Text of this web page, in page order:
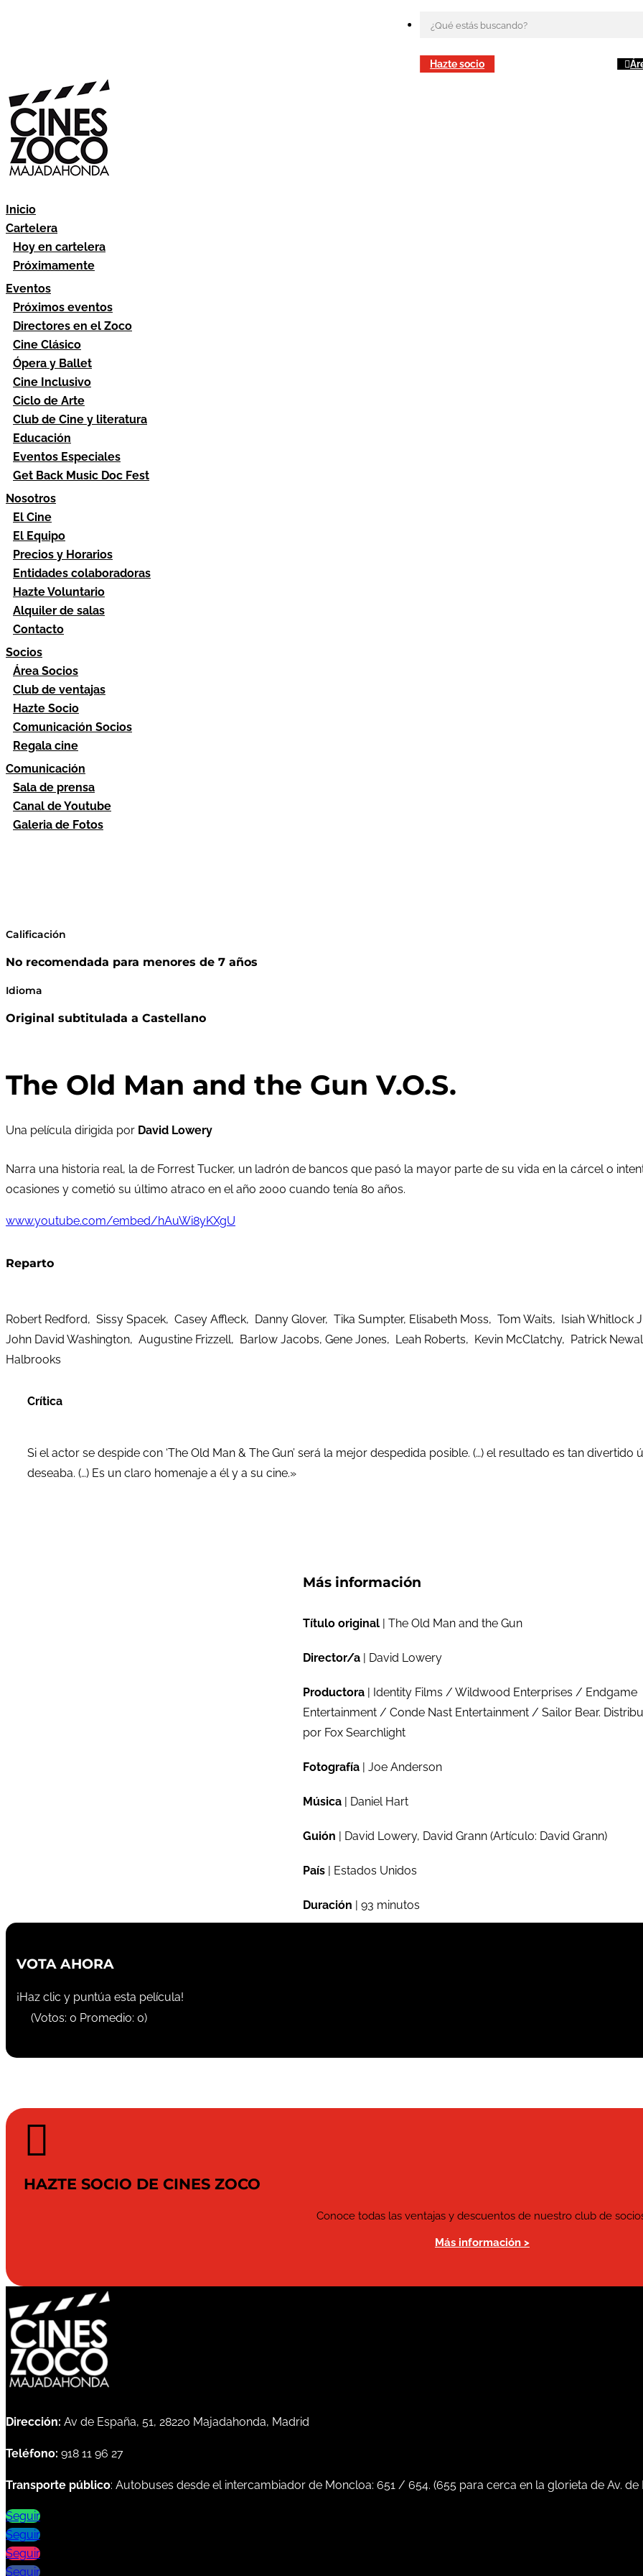
Hazte socio
Inicio
Cartelera
Hoy en cartelera
Próximamente
Eventos
Próximos eventos
Directores en el Zoco
Cine Clásico
Ópera y Ballet
Cine Inclusivo
Ciclo de Arte
Club de Cine y literatura
Educación
Eventos Especiales
Get Back Music Doc Fest
Nosotros
El Cine
El Equipo
Precios y Horarios
Entidades colaboradoras
Hazte Voluntario
Alquiler de salas
Contacto
Socios
Área Socios
Club de ventajas
Hazte Socio
Comunicación Socios
Regala cine
Comunicación
Sala de prensa
Canal de Youtube
Galeria de Fotos
Calificación
No recomendada para menores de 7 años
Idioma
Original subtitulada a Castellano
The Old Man and the Gun V.O.S.
Una película dirigida por David Lowery
Narra una historia real, la de Forrest Tucker, un ladrón de bancos que pasó la mayor parte de su vida en la cárcel o
ocasiones y cometió su último atraco en el año 2000 cuando tenía 80 años.
www.youtube.com/embed/hAuWi8yKXgU
Reparto
Robert Redford, Sissy Spacek, Casey Affleck, Danny Glover, Tika Sumpter, Elisabeth Moss, Tom Waits, Isiah
John David Washington, Augustine Frizzell, Barlow Jacobs, Gene Jones, Leah Roberts, Kevin McClatchy, Patrick
Halbrooks
Crítica
Si el actor se despide con ‘The Old Man & The Gun’ será la mejor despedida posible. (…) el resultado es tan
deseaba. (…) Es un claro homenaje a él y a su cine.»
Más información
Título original | The Old Man and the Gun
Director/a | David Lowery
Productora | Identity Films / Wildwood Enterprises / Endgame
Entertainment / Conde Nast Entertainment / Sailor Bear.
por Fox Searchlight
Fotografía | Joe Anderson
Música | Daniel Hart
Guión | David Lowery, David Grann (Artículo: David Grann)
País | Estados Unidos
Duración | 93 minutos
VOTA AHORA
¡Haz clic y puntúa esta película!
(Votos: 0 Promedio: 0)

HAZTE SOCIO DE CINES ZOCO
Conoce todas las ventajas y descuentos de nuestro club de
Más información >
Dirección: Av de España, 51, 28220 Majadahonda, Madrid
Teléfono: 918 11 96 27
Transporte público: Autobuses desde el intercambiador de Moncloa: 651 / 654. (655 para cerca en la glorieta de Av. de
Seguir
Seguir
Seguir
Seguir